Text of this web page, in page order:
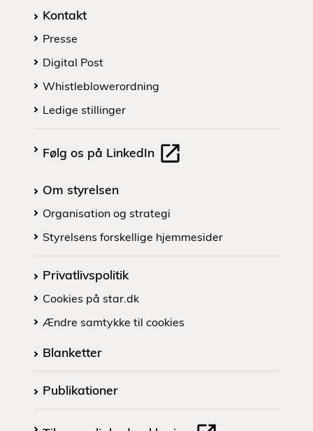
Kontakt
Presse
Digital Post
Whistleblowerordning
Ledige stillinger
Følg os på LinkedIn
Om styrelsen
Organisation og strategi
Styrelsens forskellige hjemmesider
Privatlivspolitik
Cookies på star.dk
Ændre samtykke til cookies
Blanketter
Publikationer